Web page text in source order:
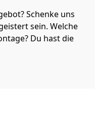
Schenke uns
sein. Welche
Du hast die